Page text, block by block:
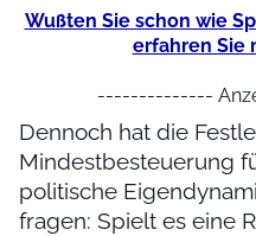
Wußten Sie schon wie
erfahren Sie
--------------
Dennoch hat die
Mindestbesteuerung
politische
fragen: Spielt es eine